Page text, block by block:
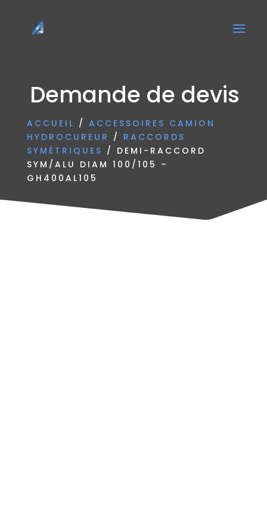
Demande de devis
ACCUEIL / ACCESSOIRES CAMION
HYDROCUREUR / RACCORDS
SYMÉTRIQUES / DEMI-RACCORD
SYM/ALU DIAM 100/105 –
GH400AL105